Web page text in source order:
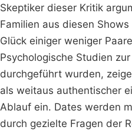
Skeptiker dieser Kritik
Familien aus diesen
Glück einiger weniger
Psychologische Studien
durchgeführt wurden,
als weitaus authentischer
Ablauf ein. Dates werden
durch gezielte Fragen der